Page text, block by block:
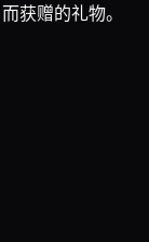
获赠的礼物。